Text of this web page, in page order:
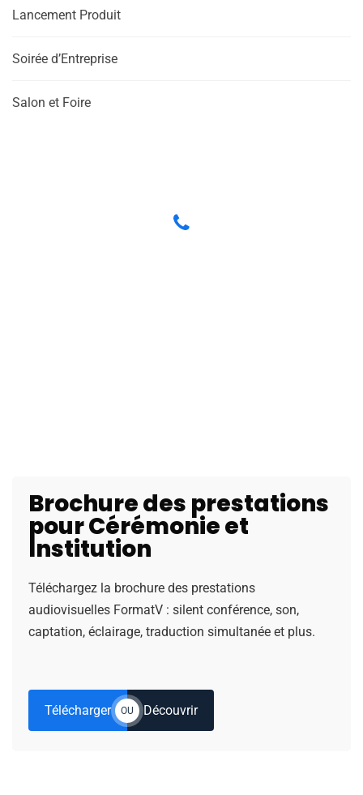
Lancement Produit
Soirée d’Entreprise
Salon et Foire
Brochure des prestations
pour Cérémonie et
Institution
Téléchargez la brochure des prestations
audiovisuelles FormatV : silent conférence, son,
captation, éclairage, traduction simultanée et plus.
Télécharger OU Découvrir